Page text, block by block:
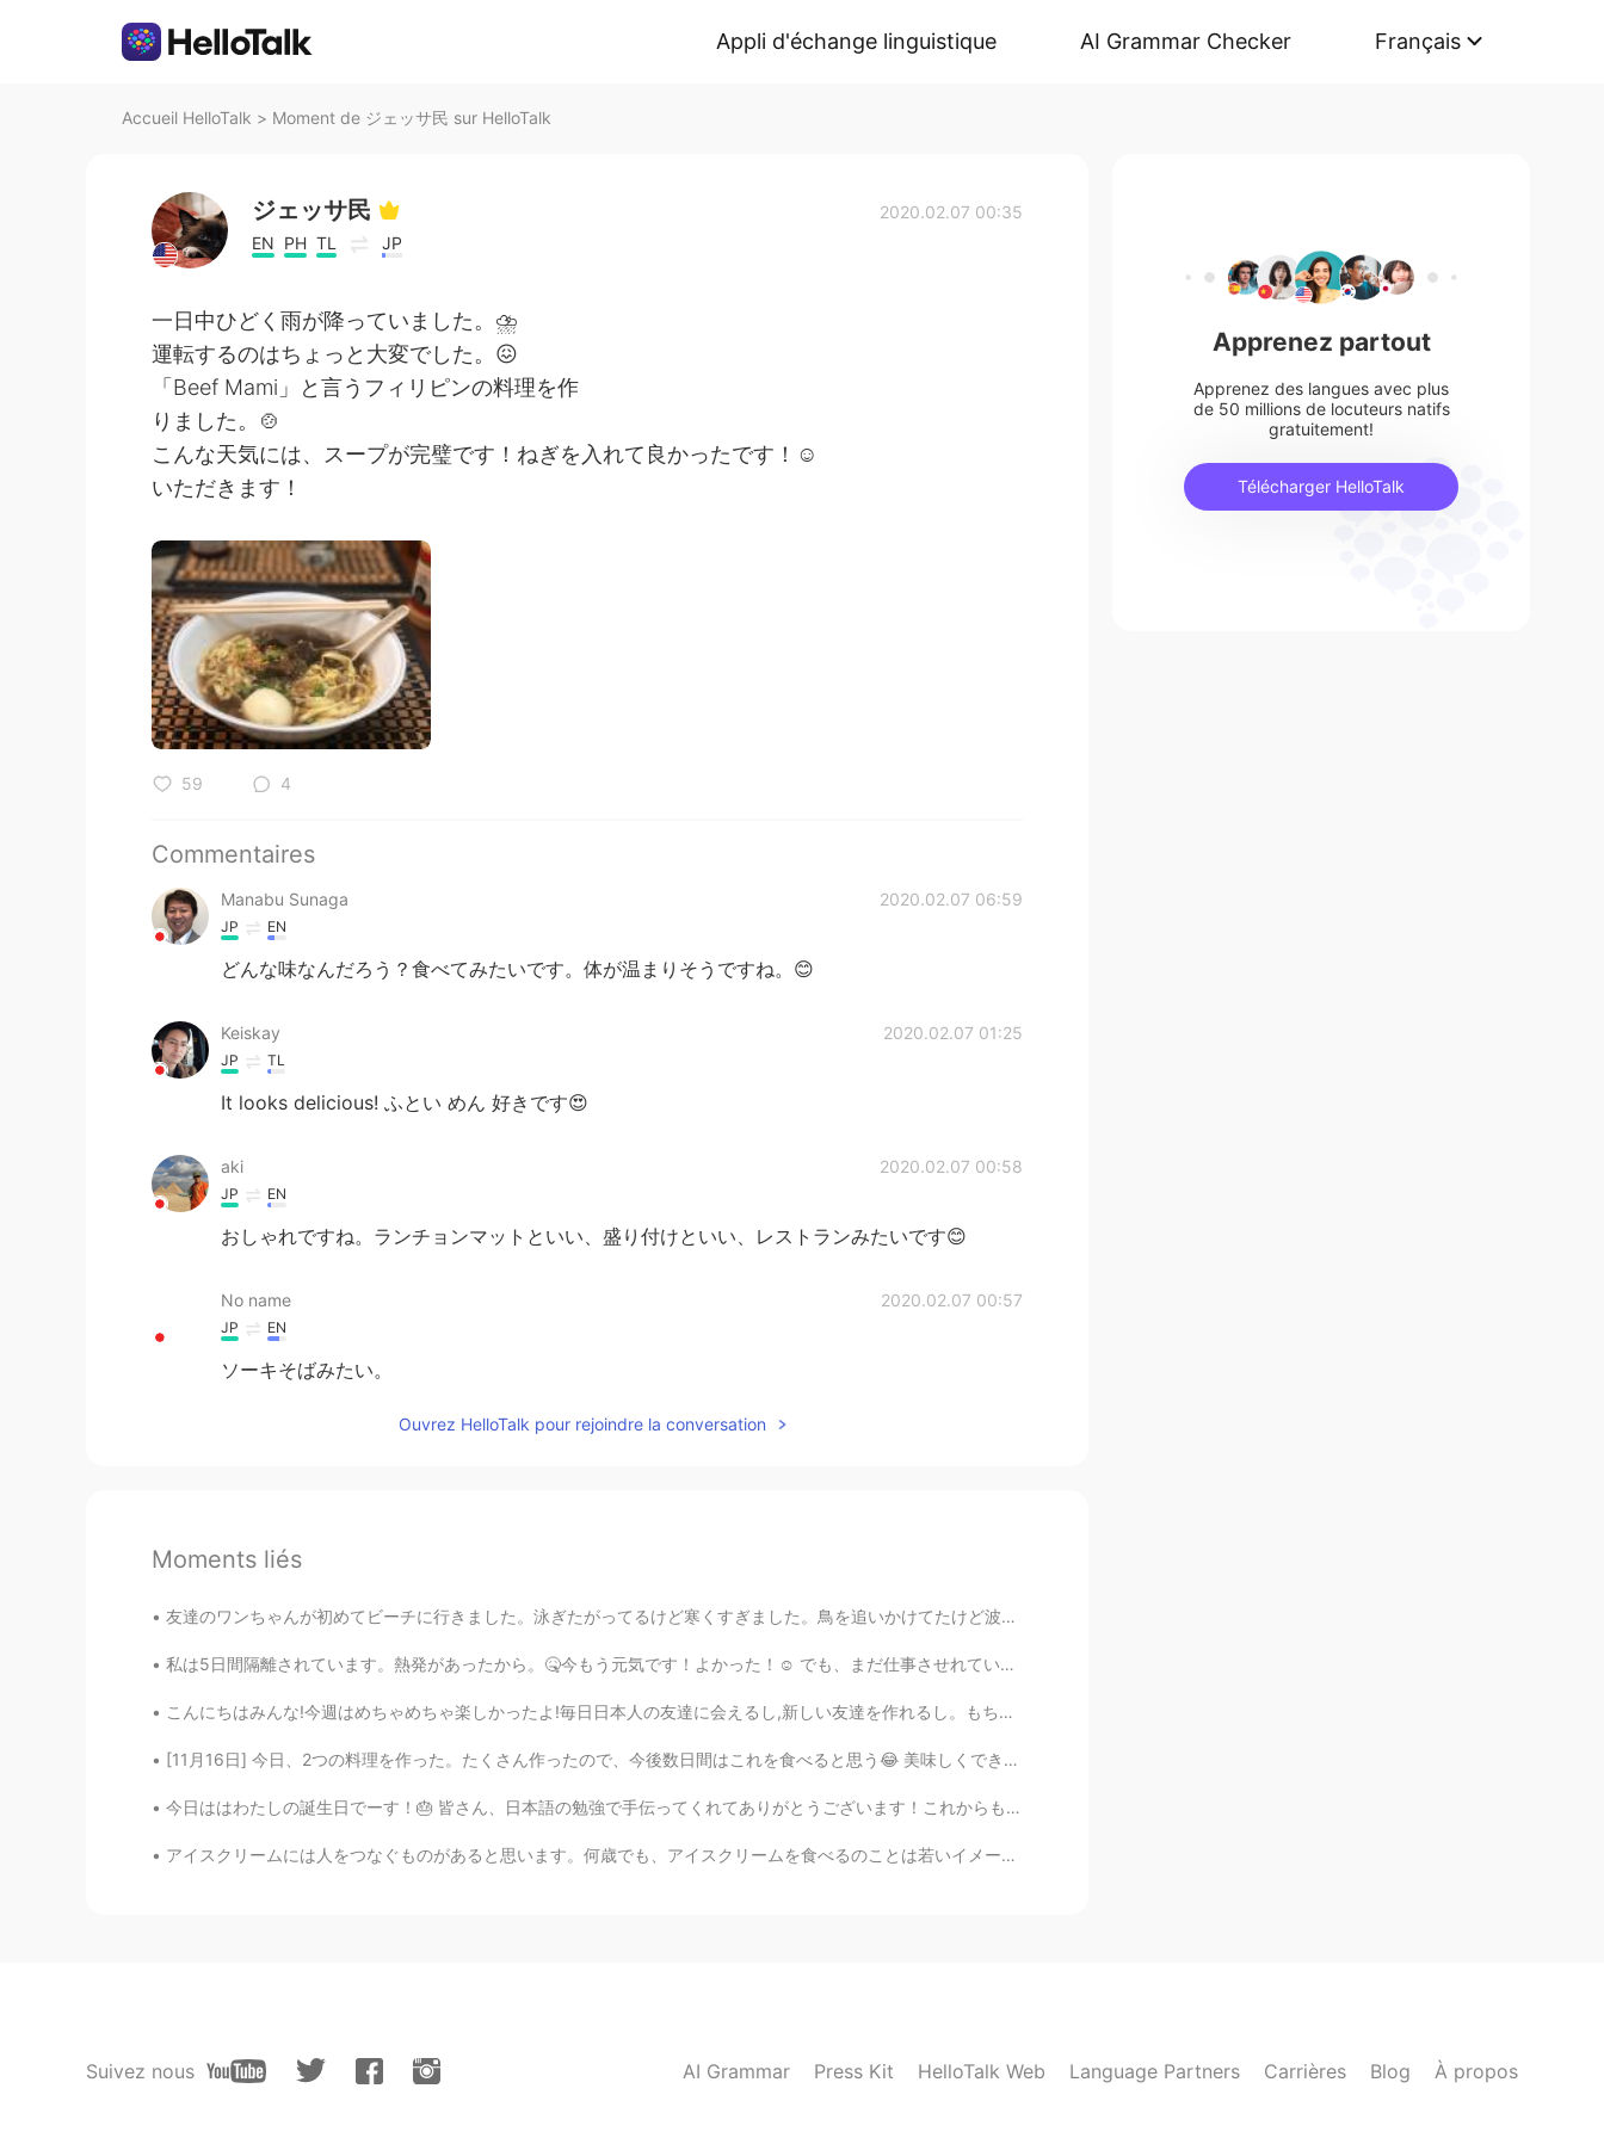
Appli d'échange linguistique AI Grammar Checker Français
Accueil HelloTalk > Moment de ジェッサ民 sur HelloTalk
ジェッサ民
EN PH TL JP
2020.02.07 00:35
一日中ひどく雨が降っていました。⛈
運転するのはちょっと大変でした。😖
「Beef Mami」と言うフィリピンの料理を作
りました。🍲
こんな天気には、スープが完璧です！ねぎを入れて良かったです！☺️
いただきます！
59 4
Commentaires
Manabu Sunaga 2020.02.07 06:59
JP EN
どんな味なんだろう？食べてみたいです。体が温まりそうですね。😊
Keiskay 2020.02.07 01:25
JP TL
It looks delicious! ふとい めん 好きです😍
aki 2020.02.07 00:58
JP EN
おしゃれですね。ランチョンマットといい、盛り付けといい、レストランみたいです😊
No name 2020.02.07 00:57
JP EN
ソーキそばみたい。
Ouvrez HelloTalk pour rejoindre la conversation
Moments liés
友達のワンちゃんが初めてビーチに行きました。泳ぎたがってるけど寒くすぎました。鳥を追いかけてたけど波が来てた時、後ずさりしてしまいました。 名前は「Zoey」です。ゾーイちゃんは本当に優しいワ...
私は5日間隔離されています。熱発があったから。🤒今もう元気です！よかった！☺️ でも、まだ仕事させれていません。😓 この花をくれました。嬉しいです！ 今、日本語を練習したいです。誰かは電話で日本...
こんにちはみんな!今週はめちゃめちゃ楽しかったよ!毎日日本人の友達に会えるし,新しい友達を作れるし。もちろん,大学生活のせいでちょっと疲れてるけどそれは仕方ないねぇ。もっとがんばりまあーっす! ...
[11月16日] 今日、2つの料理を作った。たくさん作ったので、今後数日間はこれを食べると思う😂 美味しくできた、良かった!!! I cooked 2 dishes today. I mad...
今日ははわたしの誕生日でーす！🎂 皆さん、日本語の勉強で手伝ってくれてありがとうございます！これからも頑張ります。よろしくお願いします！☺️ 誕生日のために、毎年、赤い服を着ます。日本には...
アイスクリームには人をつなぐものがあると思います。何歳でも、アイスクリームを食べるのことは若いイメージがあると思います。たまに、このような普通な瞬間が一番です。ただ一緒に座って、アイスクリームを...
Apprenez partout
Apprenez des langues avec plus
de 50 millions de locuteurs natifs
gratuitement!
Télécharger HelloTalk
Suivez nous AI Grammar Press Kit HelloTalk Web Language Partners Carrières Blog À propos